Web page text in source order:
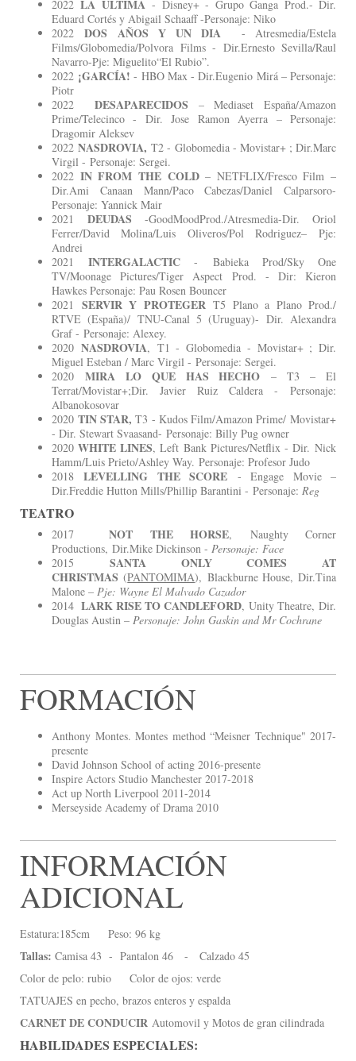
2022LA ULTIMA- Disney+ - Grupo Ganga Prod.- Dir.
Eduard Cortés y Abigail Schaaff -Personaje: Niko
2022DOS AÑOS Y UN DIA - Atresmedia/Estela
Films/Globomedia/Polvora Films - Dir.Ernesto Sevilla/Raul
Navarro-Pje: Miguelito“El Rubio”.
2022 ¡GARCÍA!- HBO Max - Dir.Eugenio Mirá – Personaje:
Piotr
2022DESAPARECIDOS – Mediaset España/Amazon
Prime/Telecinco - Dir. Jose Ramon Ayerra – Personaje:
Dragomir Aleksev
2022NASDROVIA, T2 - Globomedia - Movistar+ ; Dir.Marc
Virgil - Personaje: Sergei.
2022 IN FROM THE COLD– NETFLIX/Fresco Film –
Dir.Ami Canaan Mann/Paco Cabezas/Daniel Calparsoro-
Personaje: Yannick Mair
2021 DEUDAS -GoodMoodProd./Atresmedia-Dir. Oriol
Ferrer/David Molina/Luis Oliveros/Pol Rodriguez– Pje:
Andrei
2021INTERGALACTIC - Babieka Prod/Sky One
TV/Moonage Pictures/Tiger Aspect Prod. - Dir: Kieron
Hawkes Personaje: Pau Rosen Bouncer
2021 SERVIR Y PROTEGERT5 Plano a Plano Prod./
RTVE (España)/ TNU-Canal 5 (Uruguay)- Dir. Alexandra
Graf - Personaje: Alexey.
2020 NASDROVIA, T1 - Globomedia - Movistar+ ; Dir.
Miguel Esteban / Marc Virgil - Personaje: Sergei.
2020 MIRA LO QUE HAS HECHO– T3 – El
Terrat/Movistar+;Dir. Javier Ruiz Caldera - Personaje:
Albanokosovar
2020TIN STAR, T3 - Kudos Film/Amazon Prime/ Movistar+
- Dir. Stewart Svaasand- Personaje: Billy Pug owner
2020WHITE LINES, Left Bank Pictures/Netflix - Dir. Nick
Hamm/Luis Prieto/Ashley Way. Personaje: Profesor Judo
2018LEVELLING THE SCORE - Engage Movie –
Dir.Freddie Hutton Mills/Phillip Barantini - Personaje: Reg
TEATRO
2017 NOT THE HORSE, Naughty Corner
Productions, Dir.Mike Dickinson - Personaje: Face
2015 SANTA ONLY COMES AT
CHRISTMAS(PANTOMIMA), Blackburne House, Dir.Tina
Malone – Pje: Wayne El Malvado Cazador
2014 LARK RISE TO CANDLEFORD, Unity Theatre, Dir.
Douglas Austin – Personaje: John Gaskin and Mr Cochrane
FORMACIÓN
Anthony Montes. Montes method “Meisner Technique" 2017-
presente
David Johnson School of acting 2016-presente
Inspire Actors Studio Manchester 2017-2018
Act up North Liverpool 2011-2014
Merseyside Academy of Drama 2010
INFORMACIÓN
ADICIONAL
Estatura:185cm Peso: 96 kg
Tallas: Camisa 43 - Pantalon 46 - Calzado 45
Color de pelo: rubio Color de ojos: verde
TATUAJES en pecho, brazos enteros y espalda
CARNET DE CONDUCIR Automovil y Motos de gran cilindrada
HABILIDADES ESPECIALES: